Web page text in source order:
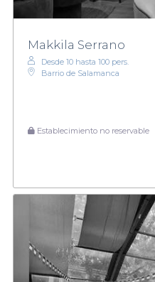
Makkila Serrano
Desde 10 hasta 100 pers.
Barrio de Salamanca
Establecimiento no reservable